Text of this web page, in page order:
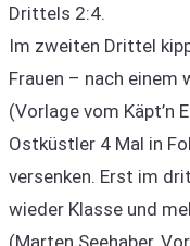
Drittels 2:4.
Im zweiten Drittel
Frauen – nach
(Vorlage vom Käpt’n
Ostküstler 4 Mal in
versenken. Erst im
wieder Klasse und
(Marten Seehaber,